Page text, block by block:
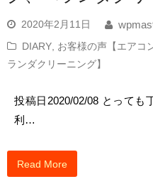
2020年2月11日
DIARY, お客様の声【エアコ
ランダクリーニング】
投稿日2020/02/08 とっても
利…
Read More